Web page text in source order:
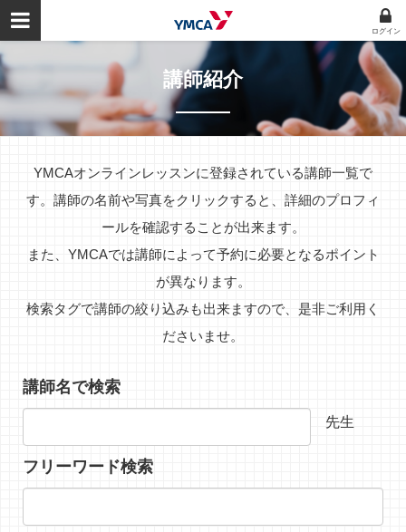
ログイン
講師紹介
YMCAオンラインレッスンに登録されている講師一覧で
す。講師の名前や写真をクリックすると、詳細のプロフィ
ールを確認することが出来ます。
また、YMCAでは講師によって予約に必要となるポイント
が異なります。
検索タグで講師の絞り込みも出来ますので、是非ご利用く
ださいませ。
講師名で検索
先生
フリーワード検索